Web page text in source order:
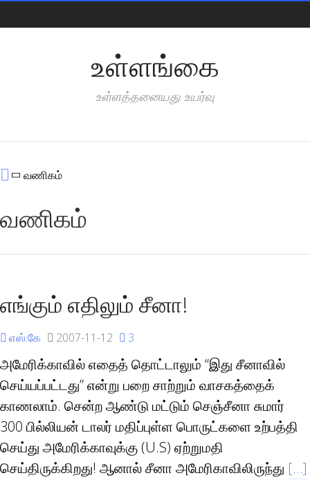
உள்ளங்கை
உள்ளத்தனையது உயர்வு
வணிகம்
வணிகம்
எங்கும் எதிலும் சீனா!
எஸ்.கே 2007-11-12 3
அமேரிக்காவில் எதைத் தொட்டாலும் “இது சீனாவில்
செய்யப்பட்டது” என்று பறை சாற்றும் வாசகத்தைக்
காணலாம். சென்ற ஆண்டு மட்டும் செஞ்சீனா சுமார்
300 பில்லியன் டாலர் மதிப்புள்ள பொருட்களை உற்பத்தி
செய்து அமேரிக்காவுக்கு (U.S) ஏற்றுமதி
செய்திருக்கிறது! ஆனால் சீனா அமேரிகாவிலிருந்து […]